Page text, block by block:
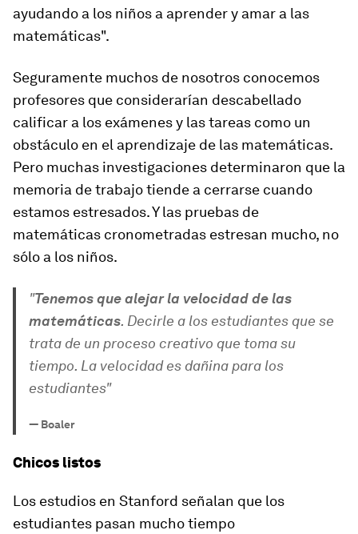
ayudando a los niños a aprender y amar a las
matemáticas".
Seguramente muchos de nosotros conocemos
profesores que considerarían descabellado
calificar a los exámenes y las tareas como un
obstáculo en el aprendizaje de las matemáticas.
Pero muchas investigaciones determinaron que la
memoria de trabajo tiende a cerrarse cuando
estamos estresados. Y las pruebas de
matemáticas cronometradas estresan mucho, no
sólo a los niños.
"Tenemos que alejar la velocidad de las
matemáticas. Decirle a los estudiantes que se
trata de un proceso creativo que toma su
tiempo. La velocidad es dañina para los
estudiantes"
— Boaler
Chicos listos
Los estudios en Stanford señalan que los
estudiantes pasan mucho tiempo